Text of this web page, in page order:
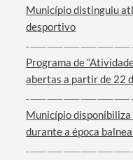
Município distinguiu
desportivo
Programa de
abertas a partir de 22
Município
durante a época